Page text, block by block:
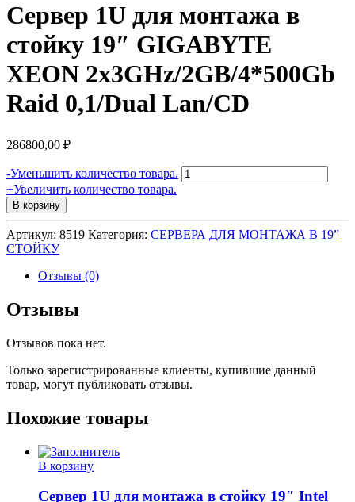
Сервер 1U для монтажа в
стойку 19″ GIGABYTE
XEON 2x3GHz/2GB/4*500Gb
Raid 0,1/Dual Lan/CD
286800,00 ₽
-Уменьшить количество товара. Количество
товара
для
монтажа
Lan/CD
+Увеличить количество товара.
В корзину
Артикул: 8519 Категория: СЕРВЕРА ДЛЯ МОНТАЖА В 19”
СТОЙКУ
Отзывы (0)
Отзывы
Отзывов пока нет.
Только зарегистрированные клиенты, купившие данный
товар, могут публиковать отзывы.
Похожие товары
В корзину
Сервер 1U для монтажа в стойку 19″ Intel